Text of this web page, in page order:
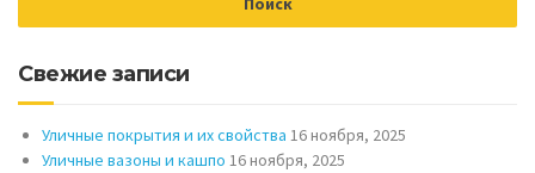
Свежие записи
Уличные покрытия и их свойства 16 ноября, 2025
Уличные вазоны и кашпо 16 ноября, 2025